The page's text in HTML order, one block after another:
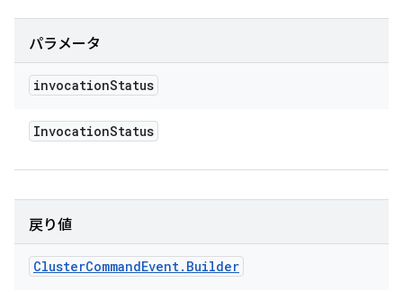
パラメータ
invocationStatus
InvocationStatus
戻り値
ClusterCommandEvent. Builder